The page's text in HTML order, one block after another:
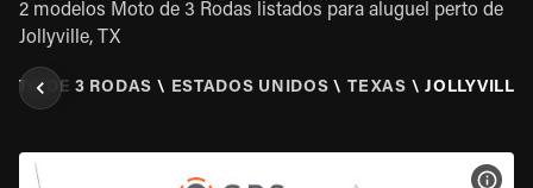
2 modelos Moto de 3 Rodas listados para aluguel perto de
Jollyville, TX
DE 3 RODAS \ ESTADOS UNIDOS \ TEXAS \
VER